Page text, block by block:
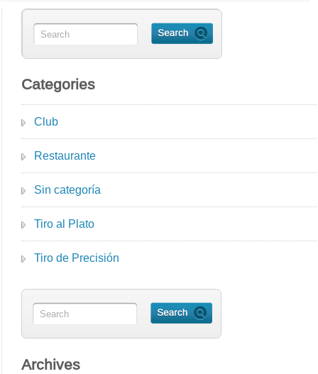
Categories
Club
Restaurante
Sin categoría
Tiro al Plato
Tiro de Precisión
Archives